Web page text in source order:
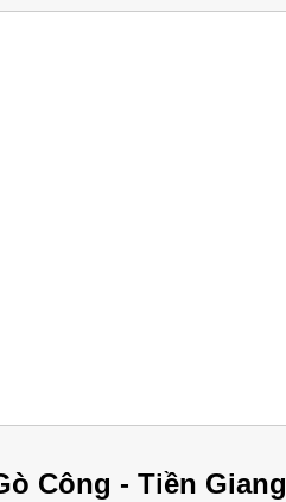
Công - Tiền Giang